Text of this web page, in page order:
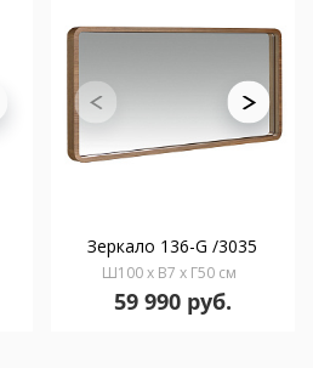
Зеркало 136-G /3035
Ш100 x В7 x Г50 см
59 990 руб.